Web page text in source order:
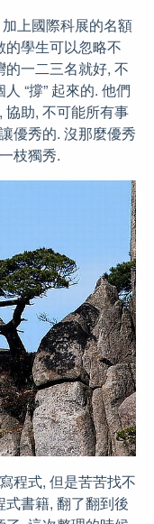
上國際科展的名額
學生可以忽略不
一二三名就好, 不
“撐” 起來的. 他們
助, 不可能所有事
優秀的. 沒那麼優秀
枝獨秀.
程式, 但是苦苦找不
書籍, 翻了翻到後